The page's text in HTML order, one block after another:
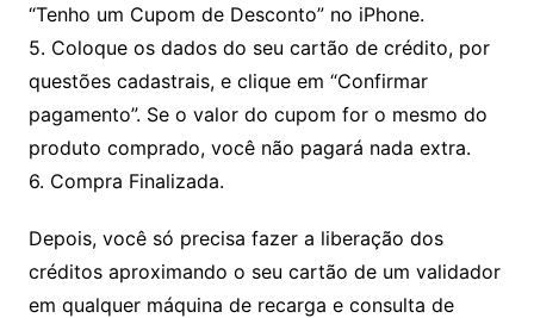
“Tenho um Cupom de Desconto” no iPhone.
5. Coloque os dados do seu cartão de crédito, por
questões cadastrais, e clique em “Confirmar
pagamento”. Se o valor do cupom for o mesmo do
produto comprado, você não pagará nada extra.
6. Compra Finalizada.
Depois, você só precisa fazer a liberação dos
créditos aproximando o seu cartão de um validador
em qualquer máquina de recarga e consulta de